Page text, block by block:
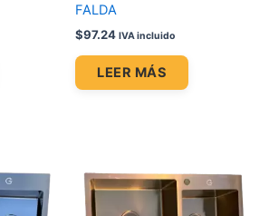
FALDA
$97.24 IVA incluido
LEER MÁS